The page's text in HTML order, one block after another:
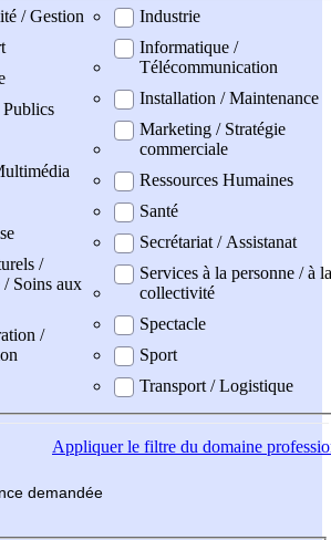
/ Gestion
/
Soins aux
/
Industrie
Informatique /
Télécommunication
Installation / Maintenance
Marketing / Stratégie
commerciale
Ressources Humaines
Santé
Secrétariat / Assistanat
Services à la personne / à la
collectivité
Spectacle
Sport
Transport / Logistique
Appliquerle filtre du domaine
demandée